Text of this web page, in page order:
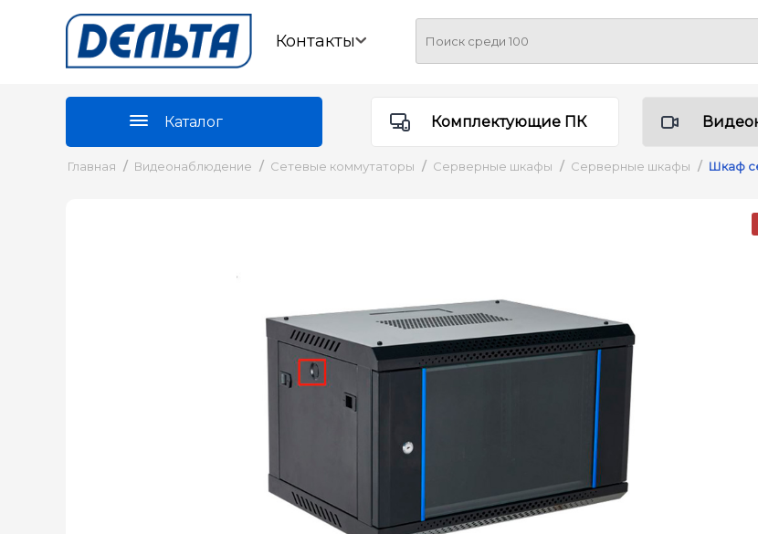
Контакты
Каталог Комплектующие ПК
Главная / Видеонаблюдение / Сетевые коммутаторы / Серверные шкафы / Серверные шкафы / Шкаф